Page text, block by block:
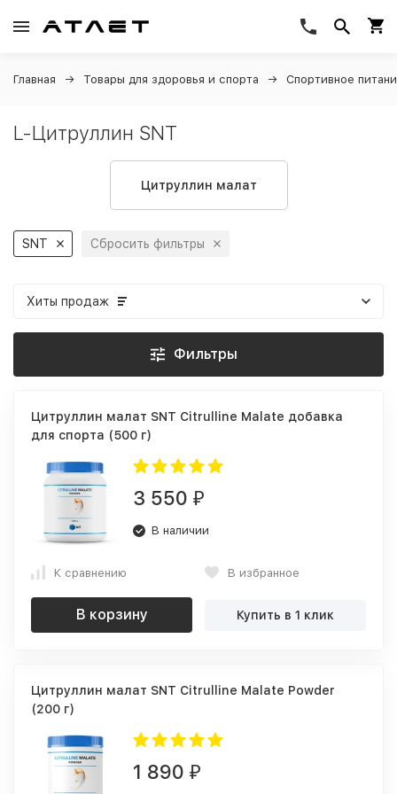
Главная Товары для здоровья и спорта Спортивное
L-Цитруллин SNT
Цитруллин малат
SNT Сбросить фильтры
Хиты продаж
Фильтры
Цитруллин малат SNT Citrulline Malate добавка
для спорта (500 г)
3 550 ₽
В наличии
К сравнению В избранное
В корзину Купить в 1 клик
Цитруллин малат SNT Citrulline Malate Powder
(200 г)
1 890 ₽